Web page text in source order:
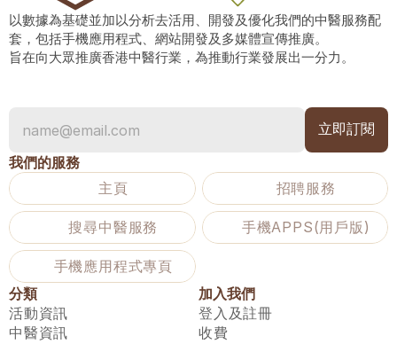
以數據為基礎並加以分析去活用、開發及優化我們的中醫服務配
套，包括手機應用程式、網站開發及多媒體宣傳推廣。
旨在向大眾推廣香港中醫行業，為推動行業發展出一分力。
我們的服務
主頁
招聘服務
搜尋中醫服務 手機APPS(用戶版)
手機應用程式專頁
分類
活動資訊
中醫資訊
加入我們
登入及註冊
收費